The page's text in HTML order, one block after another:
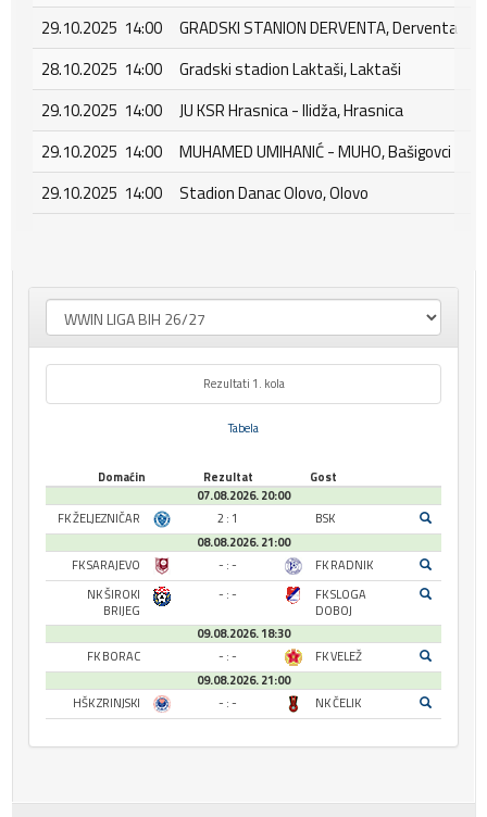
29.10.2025 14:00
GRADSKI STANION DERVENTA, Derventa
28.10.2025 14:00
Gradski stadion Laktaši, Laktaši
29.10.2025 14:00
JU KSR Hrasnica - Ilidža, Hrasnica
29.10.2025 14:00
MUHAMED UMIHANIĆ - MUHO, Bašigovci
29.10.2025 14:00
Stadion Danac Olovo, Olovo
Rezultati 1. kola
Tabela
Domaćin Rezultat
Gost
07.08.2026. 20:00
FK ŽELJEZNIČAR
2 : 1
BSK
08.08.2026. 21:00
FK SARAJEVO
- : -
FK RADNIK
NK ŠIROKI
BRIJEG
- : -
FK SLOGA
DOBOJ
09.08.2026. 18:30
FK BORAC
- : -
FK VELEŽ
09.08.2026. 21:00
HŠK ZRINJSKI
- : - NK ČELIK